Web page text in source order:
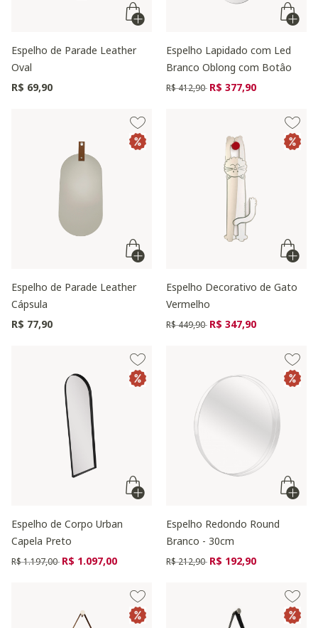
Espelho de Parade Leather
Oval
R$ 69,90
Espelho Lapidado com Led
Branco Oblong com Botâo
Preço reduzido de
R$ 412,90 para
R$ 377,90
Espelho de Parade Leather
Cápsula
R$ 77,90
Espelho Decorativo de Gato
Vermelho
Preço reduzido de
R$ 449,90 para
R$ 347,90
Espelho de Corpo Urban
Capela Preto
Preço reduzido de
R$ 1.197,00 para
R$ 1.097,00
Espelho Redondo Round
Branco - 30cm
Preço reduzido de
R$ 212,90 para
R$ 192,90